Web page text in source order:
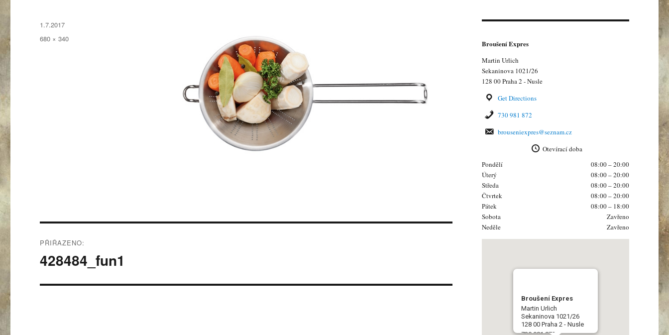
Publikováno:
1.7.2017
Původní
680 × 340
pro
PŘIŘAZENO:
428484_fun1
Broušení Expres
Martin Urlich
Sekaninova 1021/26
128 00 Praha 2 - Nusle
Get Directions
730 981 872
brouseniexpres@seznam.cz
Otevírací doba
Pondělí
08:00 – 20:00
Úterý
08:00 – 20:00
Středa
08:00 – 20:00
Čtvrtek
08:00 – 20:00
Pátek
08:00 – 18:00
Sobota
Zavřeno
Neděle
Zavřeno
Broušení Expres
Martin Urlich
Sekaninova 1021/26
128 00 Praha 2 - Nusle